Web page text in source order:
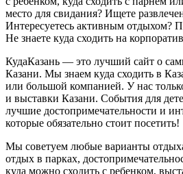
место для свидания? Ищете
Интересуетесь активным отдыхом?
Не знаете куда сходить на
КудаКазань — это лучший сайт о
Казани. Мы знаем куда сходить в
или большой компанией. У нас
и выставки Казани. События для
лучшие достопримечательности и
которые обязательно стоит посетить!
Мы советуем любые варианты
отдых в парках,
куда можно сходить с ребенком,